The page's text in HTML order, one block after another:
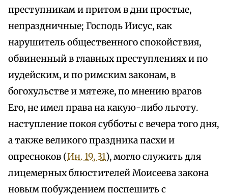
преступникам и притом в дни простые,
непраздничные; Господь Иисус, как
нарушитель общественного спокойствия,
обвиненный в главных преступлениях и по
иудейским, и по римским законам, в
богохульстве и мятеже, по мнению врагов
Его, не имел права на какую-либо льготу.
наступление покоя субботы с вечера того дня,
а также великого праздника пасхи и
опресноков (Ин. 19, 31), могло служить для
лицемерных блюстителей Моисеева закона
новым побуждением поспешить с